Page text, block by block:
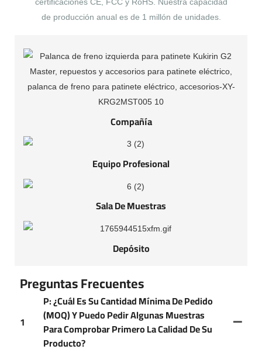
certificaciones CE, FCC y RoHS. Nuestra capacidad
de producción anual es de 1 millón de unidades.
Compañía
Equipo Profesional
Sala De Muestras
Depósito
Preguntas Frecuentes
1
P: ¿Cuál Es Su Cantidad Mínima De Pedido
(MOQ) Y Puedo Pedir Algunas Muestras
Para Comprobar Primero La Calidad De Su
Producto?